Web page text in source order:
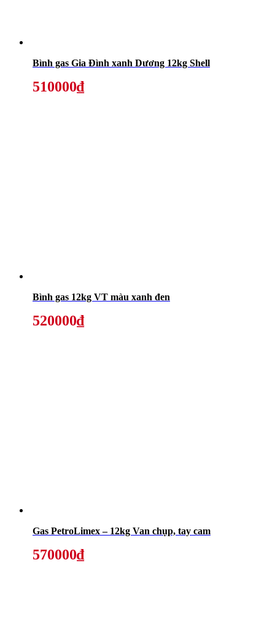
Bình gas Gia Đình xanh Dương 12kg Shell
510000₫
Bình gas 12kg VT màu xanh đen
520000₫
Gas PetroLimex – 12kg Van chụp, tay cam
570000₫